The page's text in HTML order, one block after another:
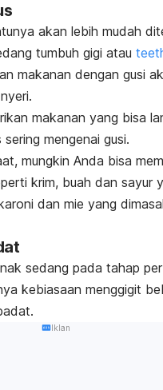
akan lebih mudah
tumbuh gigi atau
makanan dengan gusi
makanan yang bisa
mengenai gusi.
mungkin Anda bisa
krim, buah dan sayur
dan mie yang
sedang pada tahap
kebiasaan menggigit
Iklan